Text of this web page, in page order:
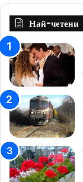
Най-четени